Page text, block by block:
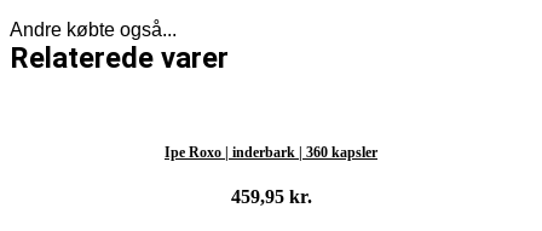
Andre købte også...
Relaterede varer
Ipe Roxo | inderbark | 360 kapsler
459,95 kr.